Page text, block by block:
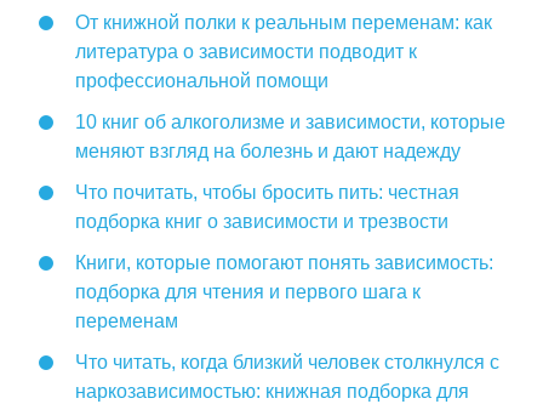
От книжной полки к реальным переменам: как
литература о зависимости подводит к
профессиональной помощи
10 книг об алкоголизме и зависимости, которые
меняют взгляд на болезнь и дают надежду
Что почитать, чтобы бросить пить: честная
подборка книг о зависимости и трезвости
Книги, которые помогают понять зависимость:
подборка для чтения и первого шага к
переменам
Что читать, когда близкий человек столкнулся с
наркозависимостью: книжная подборка для